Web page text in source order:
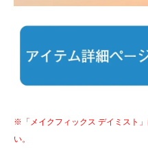
※「メイクフィックス デイミスト
い。